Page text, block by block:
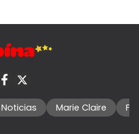
Noticias Marie Claire